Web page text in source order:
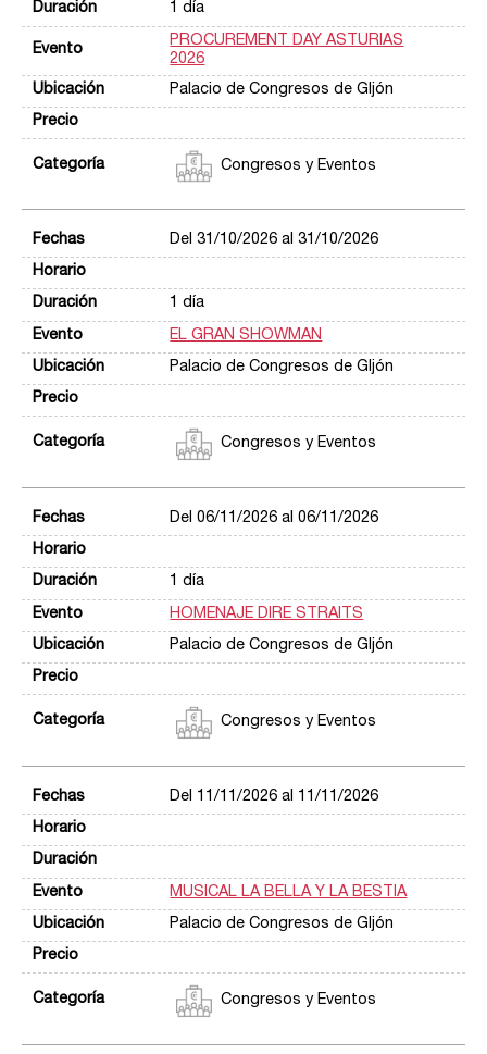
1 día
PROCUREMENT DAY ASTURIAS
2026
Palacio de Congresos de GIjón
Congresos y Eventos
Del 31/10/2026 al 31/10/2026
1 día
EL GRAN SHOWMAN
Palacio de Congresos de GIjón
Congresos y Eventos
Del 06/11/2026 al 06/11/2026
1 día
HOMENAJE DIRE STRAITS
Palacio de Congresos de GIjón
Congresos y Eventos
Del 11/11/2026 al 11/11/2026
MUSICAL LA BELLA Y LA BESTIA
Palacio de Congresos de GIjón
Congresos y Eventos